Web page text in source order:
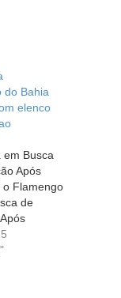
do Bahia
elenco
em Busca
Após
o Flamengo
de
Flamengo
torcedor